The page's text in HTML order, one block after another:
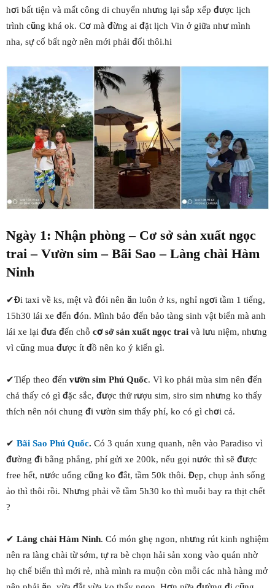
hơi bất tiện và mất công di chuyển nhưng lại sắp xếp được lịch
trình cũng khá ok. Cơ mà đừng ai đặt lịch Vin ở giữa như mình
nha, sự cố bất ngờ nên mới phải đổi thôi.hi
Ngày 1: Nhận phòng – Cơ sở sản xuất ngọc
trai – Vườn sim – Bãi Sao – Làng chài Hàm
Ninh
✔Đi taxi về ks, mệt và đói nên ăn luôn ở ks, nghỉ ngơi tầm 1 tiếng,
15h30 lái xe đến đón. Mình bảo đến bảo tàng sinh vật biển mà anh
lái xe lại đưa đến chỗ cơ sở sản xuất ngọc trai và lưu niệm, nhưng
vì cũng mua được ít đồ nên ko ý kiến gì.
✔Tiếp theo đến vườn sim Phú Quốc. Vì ko phải mùa sim nên đến
chả thấy có gì đặc sắc, được thử rượu sim, siro sim nhưng ko thấy
thích nên nói chung đi vườn sim thấy phí, ko có gì chơi cả.
✔ Bãi Sao Phú Quốc. Có 3 quán xung quanh, nên vào Paradiso vì
đường đi bằng phẳng, phí gửi xe 200k, nếu gọi nước thì sẽ được
free hết, nước uống cũng ko đắt, tầm 50k thôi. Đẹp, chụp ảnh sống
ảo thì thôi rồi. Nhưng phải về tầm 5h30 ko thì muỗi bay ra thịt chết
?
✔ Làng chài Hàm Ninh. Có món ghẹ ngon, nhưng rút kinh nghiệm
nên ra làng chài từ sớm, tự ra bè chọn hải sản xong vào quán nhờ
họ chế biến thì mới rẻ, nhà mình ra muộn còn mỗi các nhà hàng mở